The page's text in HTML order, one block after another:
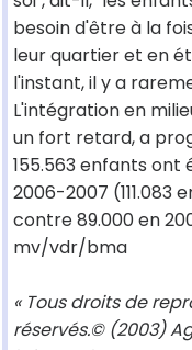
besoin d'être à la
leur quartier et en
l'instant, il y a
L'intégration en
un fort retard, a
155.563 enfants ont
2006-2007 (111.083
contre 89.000 en
mv/vdr/bma
« Tous droits de
réservés.© (2003)